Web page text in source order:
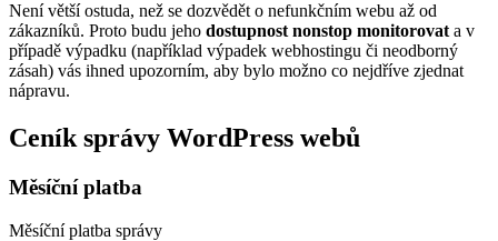
Není větší ostuda, než se dozvědět o nefunkčním webu až od
zákazníků. Proto budu jeho dostupnost nonstop monitorovat a v
případě výpadku (například výpadek webhostingu či neodborný
zásah) vás ihned upozorním, aby bylo možno co nejdříve zjednat
nápravu.
Ceník správy WordPress webů
Měsíční platba
Měsíční platba správy